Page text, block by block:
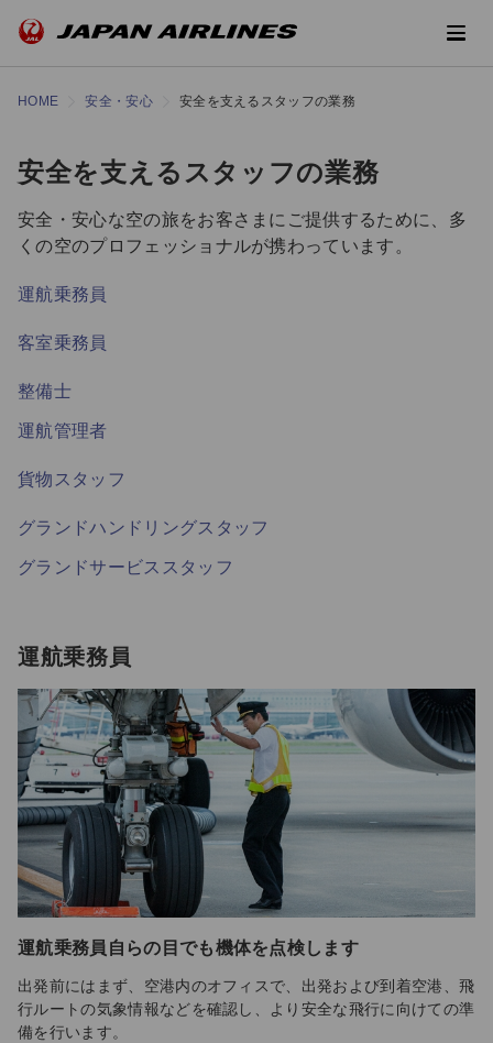
HOME 安全・安心 安全を支えるスタッフの業務
安全を支えるスタッフの業務
安全・安心な空の旅をお客さまにご提供するために、多
くの空のプロフェッショナルが携わっています。
運航乗務員
客室乗務員
整備士
運航管理者
貨物スタッフ
グランドハンドリングスタッフ
グランドサービススタッフ
運航乗務員
運航乗務員自らの目でも機体を点検します
出発前にはまず、空港内のオフィスで、出発および到着空港、飛
行ルートの気象情報などを確認し、より安全な飛行に向けての準
備を行います。